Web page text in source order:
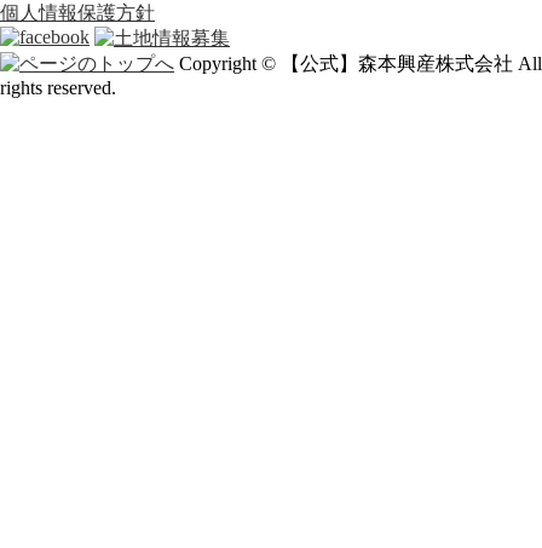
個人情報保護方針
Copyright © 【公式】森本興産株式会社 All
rights reserved.